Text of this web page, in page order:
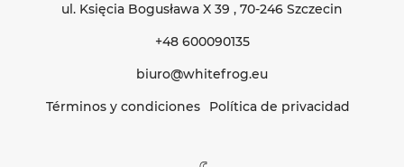
ul. Księcia Bogusława X 39 , 70-246 Szczecin
+48 600090135
biuro@whitefrog.eu
Términos y condiciones
Política de privacidad